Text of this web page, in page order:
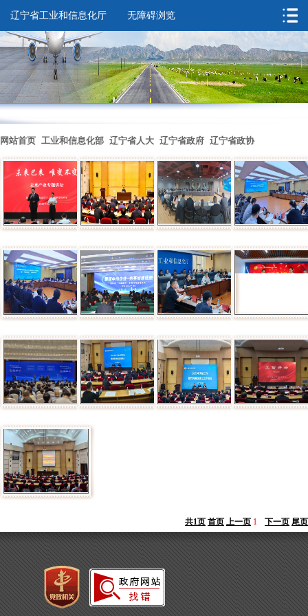
网站首页 工业和信息化部 辽宁省人大 辽宁省政府 辽宁省政协
无障碍浏览
辽宁省工业和信息化厅 无障碍浏览
您的位置： 首页->领导之窗->杜长征
共1页 首页 上一页 1 下一页 尾页